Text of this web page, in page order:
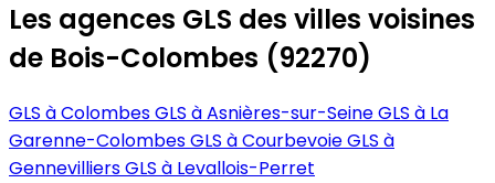
Les agences GLS des villes voisines
de Bois-Colombes (92270)
GLS à ColombesGLS à Asnières-sur-SeineGLS à La
Garenne-ColombesGLS à CourbevoieGLS à
GennevilliersGLS à Levallois-Perret